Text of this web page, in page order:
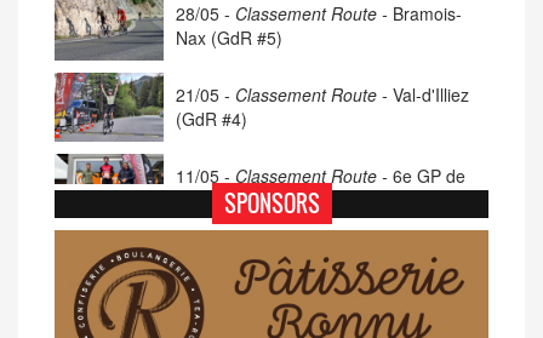
28/05 - Classement Route - Bramois-
Nax (GdR #5)
21/05 - Classement Route - Val-d'Illiez
(GdR #4)
11/05 - Classement Route - 6e GP de
Porsel (TdC #4)
07/05 - Classement Route -
Blonay-Les
Pléiades (GdR #3)
SPONSORS